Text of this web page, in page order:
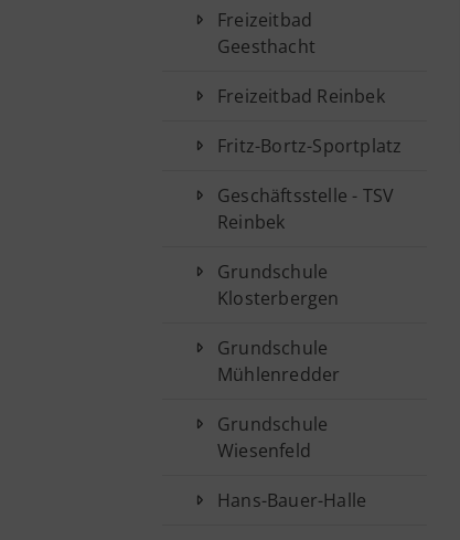
Freizeitbad
Geesthacht
Freizeitbad Reinbek
Fritz-Bortz-Sportplatz
Geschäftsstelle - TSV
Reinbek
Grundschule
Klosterbergen
Grundschule
Mühlenredder
Grundschule
Wiesenfeld
Hans-Bauer-Halle